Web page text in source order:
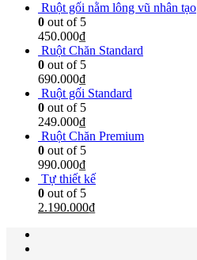
Ruột gối nằm lông vũ nhân tạo
0 out of 5
450.000₫
Ruột Chăn Standard
0 out of 5
690.000₫
Ruột gối Standard
0 out of 5
249.000₫
Ruột Chăn Premium
0 out of 5
990.000₫
Tự thiết kế
0 out of 5
2.190.000₫